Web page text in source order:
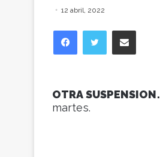
12 abril, 2022
Facebook
OTRA SUSPENSION.
martes.